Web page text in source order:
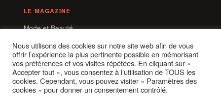
LE MAGAZINE
Mode et Beauté
Contact
Mentions légales
Nous utilisons des cookies sur notre site web afin de vous
offrir l’expérience la plus pertinente possible en mémorisant
vos préférences et vos visites répétées. En cliquant sur «
Accepter tout », vous consentez à l’utilisation de TOUS les
cookies. Cependant, vous pouvez visiter « Paramètres des
cookies » pour donner un consentement contrôlé.